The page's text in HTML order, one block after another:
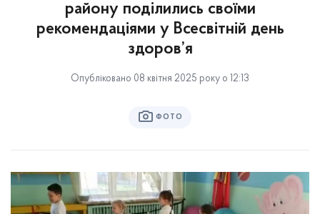
району поділились своїми
рекомендаціями у Всесвітній день
здоров’я
Опубліковано 08 квітня 2025 року о 12:13
ФОТО